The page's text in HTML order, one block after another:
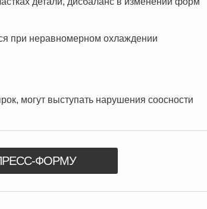
при неравномерном охлаждении
могут выступать нарушения соосности
ФОРМУ